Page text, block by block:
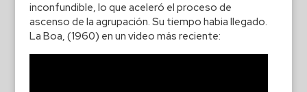
inconfundible, lo que aceleró el proceso de
ascenso de la agrupación. Su tiempo habia llegado.
La Boa, (1960) en un video más reciente: